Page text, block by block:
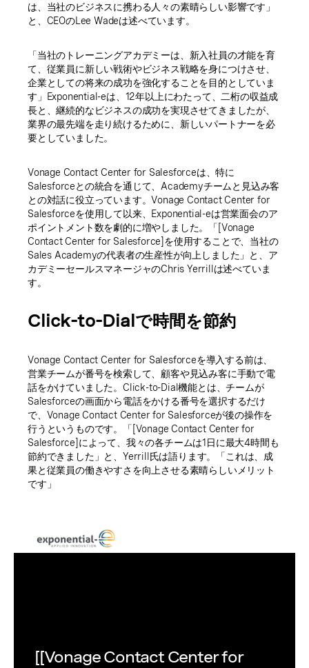
は、当社のビジネスに携わる人々の素晴らしい影響です」
と、CEOのLee Wadeは述べています。
「当社のトレーニングアカデミーは、新入社員の才能を育
て、従業員に新しい戦術やビジネス戦略を身につけさせ、
企業としての将来の成功を強化することを目的としていま
す」Exponential-eは、12年以上にわたって、二桁の収益成
長と、継続的なビジネスの成功を実現させてきましたが、
業界の最先端を走り続けるために、新しいパートナーを必
要としていました。
Vonage Contact Center for Salesforceは、特に
Salesforceとの統合を通じて、Academyチームと見込み客
との対話に役立っています。Vonage Contact Center for
Salesforceを使用して以来、Exponential-eは営業面会のア
ポイントメント数を劇的に増やしました。「[Vonage
Contact Center for Salesforce]を使用することで、当社の
Sales Academyの代表者の生産性が向上しました」と、ア
カデミーセールスマネージャのChris Yerrillは述べていま
す。
Click-to-Dialで時間を節約
Vonage Contact Center for Salesforceを導入する前は、
営業チームが番号を検索して、顧客や見込み客に手動で電
話をかけていました。Click-to-Dial機能とは、チームが
Salesforceの画面から電話をかける番号を選択するだけ
で、Vonage Contact Center for Salesforceが後の操作を
行うというものです。「[Vonage Contact Center for
Salesforce]によって、我々の各チームは1日に最大4時間も
節約できました」と、Yerrill氏は語ります。「これは、成
果と従業員の働きやすさを向上させる素晴らしいメリット
です」
[[Vonage Contact Center for